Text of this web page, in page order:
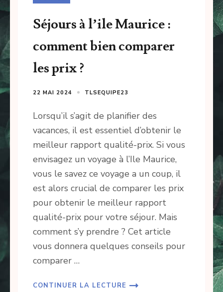
Séjours à l’ile Maurice :
comment bien comparer
les prix ?
22 MAI 2024 TLSEQUIPE23
Lorsqu’il s’agit de planifier des
vacances, il est essentiel d’obtenir le
meilleur rapport qualité-prix. Si vous
envisagez un voyage à l’Ile Maurice,
vous le savez ce voyage a un coup, il
est alors crucial de comparer les prix
pour obtenir le meilleur rapport
qualité-prix pour votre séjour. Mais
comment s’y prendre ? Cet article
vous donnera quelques conseils pour
comparer …
CONTINUER LA LECTURE